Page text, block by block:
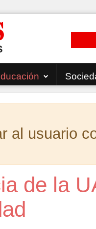
al usuario
de la